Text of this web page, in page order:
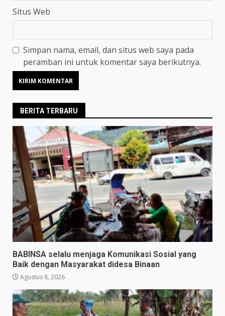
Situs Web
Simpan nama, email, dan situs web saya pada
peramban ini untuk komentar saya berikutnya.
BERITA TERBARU
BABINSA selalu menjaga Komunikasi Sosial yang
Baik dengan Masyarakat didesa Binaan
Agustus 8, 2026